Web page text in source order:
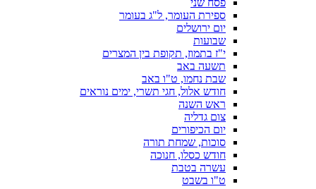
פסח שני
ספירת העומר, ל"ג בעומר
יום ירושלים
שבועות
י"ז בתמוז, תקופת בין המצרים
תשעה באב
שבת נחמו, ט"ו באב
חודש אלול, חגי תשרי, ימים נוראים
ראש השנה
צום גדליה
יום הכיפורים
סוכות, שמחת תורה
חודש כסלו, חנוכה
עשרה בטבת
ט"ו בשבט